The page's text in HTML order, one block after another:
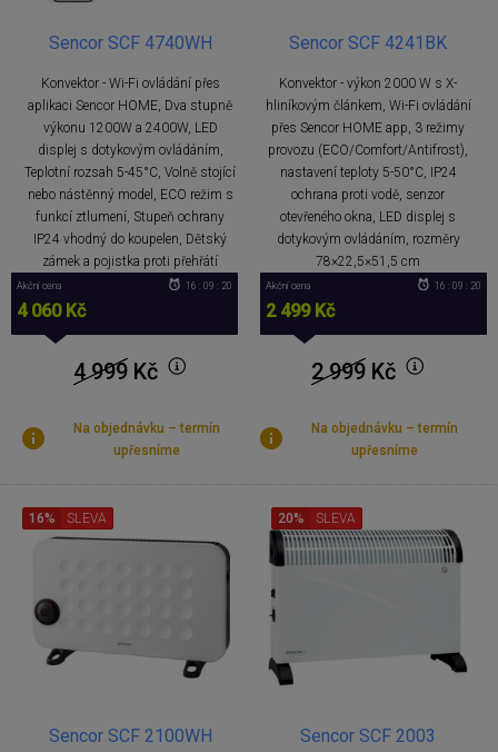
Sencor SCF 4740WH
Konvektor - Wi-Fi ovládání přes
aplikaci Sencor HOME, Dva stupně
výkonu 1200W a 2400W, LED
displej s dotykovým ovládáním,
Teplotní rozsah 5-45°C, Volně stojící
nebo nástěnný model, ECO režim s
funkcí ztlumení, Stupeň ochrany
IP24 vhodný do koupelen, Dětský
zámek a pojistka proti přehřátí
Akční cena
4 060 Kč
16 : 09 : 20
4 999 Kč
Na objednávku – termín
upřesníme
Sencor SCF 4241BK
Konvektor - výkon 2000 W s X-
hliníkovým článkem, Wi-Fi ovládání
přes Sencor HOME app, 3 režimy
provozu (ECO/Comfort/Antifrost),
nastavení teploty 5-50°C, IP24
ochrana proti vodě, senzor
otevřeného okna, LED displej s
dotykovým ovládáním, rozměry
78×22,5×51,5 cm
Akční cena
2 499 Kč
16 : 09 : 20
2 999 Kč
Na objednávku – termín
upřesníme
Sencor SCF 2100WH
16% SLEVA
Sencor SCF 2003
20% SLEVA